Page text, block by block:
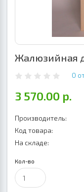
Жалюзийная
0
3 570.00 р.
Производитель:
Код товара:
На складе:
Кол-во